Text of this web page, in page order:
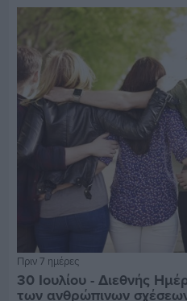
Πριν 7 ημέρες
30 Ιουλίου - Διεθνής
των ανθρώπινων